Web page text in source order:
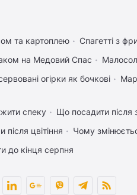
та картоплею
Спагетті з
на Медовий Спас
огірки як бочкові
спеку
Що посадити після
цвітіння
Чому
до кінця серпня